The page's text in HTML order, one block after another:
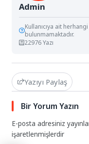
Admin
Kullanıcıya ait
bulunmamaktadır.
22976 Yazı
Yazıyı Paylaş
Bir Yorum Yazın
E-posta adresiniz
işaretlenmişlerdir